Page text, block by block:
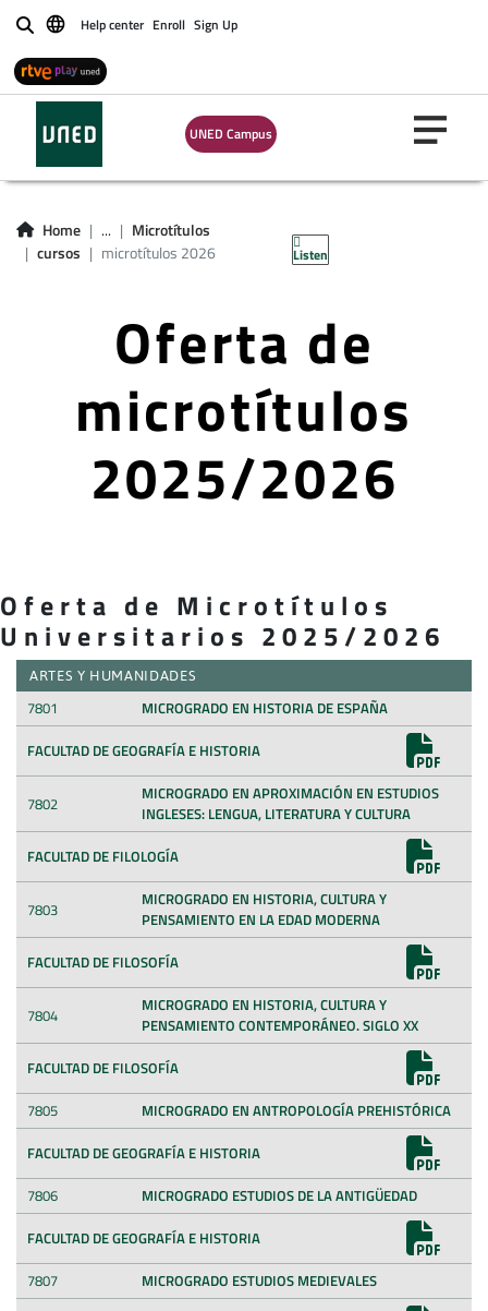
BuscarHelp center Enroll Sign Up
UNED Campus
Home ...
Microtítulos
cursos
microtítulos 2026 Listen
Oferta de
microtítulos
2025/2026
Oferta de Microtítulos
Universitarios 2025/2026
ARTES Y HUMANIDADES
7801
MICROGRADO EN HISTORIA DE ESPAÑA
FACULTAD DE GEOGRAFÍA E HISTORIA
7802
MICROGRADO EN APROXIMACIÓN EN ESTUDIOS
INGLESES: LENGUA, LITERATURA Y CULTURA
FACULTAD DE FILOLOGÍA
7803
MICROGRADO EN HISTORIA, CULTURA Y
PENSAMIENTO EN LA EDAD MODERNA
FACULTAD DE FILOSOFÍA
7804
MICROGRADO EN HISTORIA, CULTURA Y
PENSAMIENTO CONTEMPORÁNEO. SIGLO XX
FACULTAD DE FILOSOFÍA
7805
MICROGRADO EN ANTROPOLOGÍA PREHISTÓRICA
FACULTAD DE GEOGRAFÍA E HISTORIA
7806
MICROGRADO ESTUDIOS DE LA ANTIGÜEDAD
FACULTAD DE GEOGRAFÍA E HISTORIA
7807
MICROGRADO ESTUDIOS MEDIEVALES